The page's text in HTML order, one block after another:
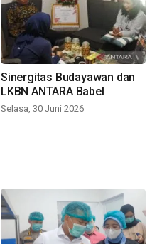
Sinergitas Budayawan dan
LKBN ANTARA Babel
Selasa, 30 Juni 2026